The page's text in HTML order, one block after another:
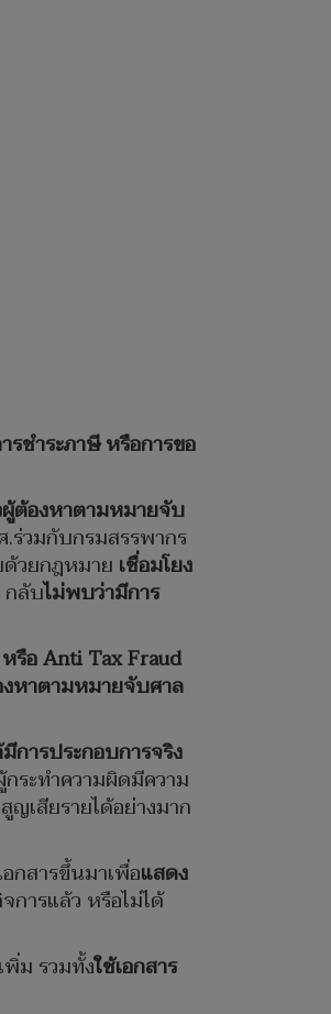
รชำระภาษี หรือการขอ
ต้องหาตามหมายจับ
.ร่วมกับกรมสรรพากร
วยกฎหมาย เชื่อมโยง
กลับไม่พบว่ามีการ
หรือ Anti Tax Fraud
หาตามหมายจับศาล
การประกอบการจริง
ระทำความผิดมีความ
ญเสียรายได้อย่างมาก
กสารขึ้นมาเพื่อแสดง
การแล้ว หรือไม่ได้
ม รวมทั้งใช้เอกสาร